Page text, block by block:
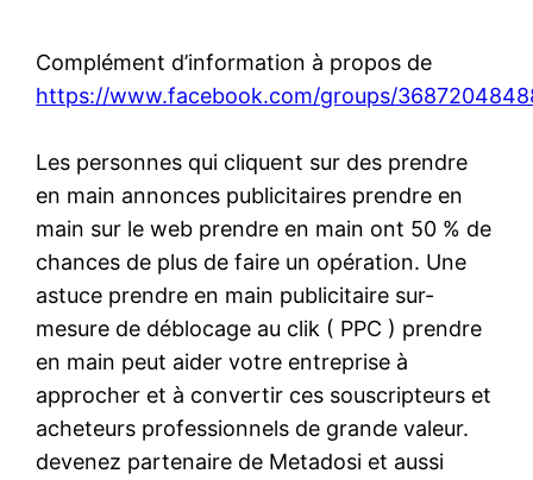
Complément d’information à propos de
https://www.facebook.com/groups/
Les personnes qui cliquent sur des prendre
en main annonces publicitaires prendre en
main sur le web prendre en main ont 50 % de
chances de plus de faire un opération. Une
astuce prendre en main publicitaire sur-
mesure de déblocage au clik ( PPC ) prendre
en main peut aider votre entreprise à
approcher et à convertir ces souscripteurs et
acheteurs professionnels de grande valeur.
devenez partenaire de Metadosi et aussi